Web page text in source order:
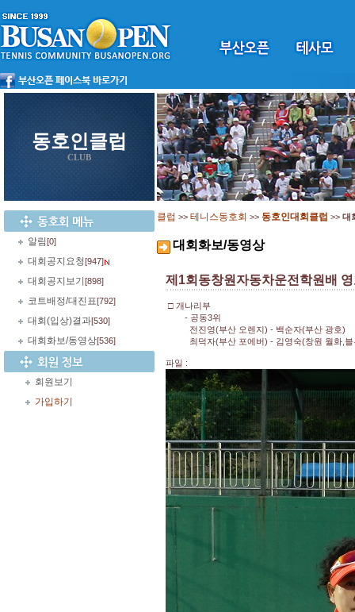
동호인클럽
CLUB
알림[0]
대회공지요청[947]
대회공지보기 [898]
코트배정/대진표[792]
대회(입상)결과[530]
대회화보/동영상[536]
회원보기
가입하기
클럽 >> 테니스동호회 >> 동호인대회클럽 >> 대
대회화보/동영상
제1회동창원자동차운전학원배
□ 개나리부
- 공동3위
전진영(부산 오렌지) - 백순자(부산 광호)
최덕자(부산 포에버) - 김영숙(창원 월화,블
파일 :